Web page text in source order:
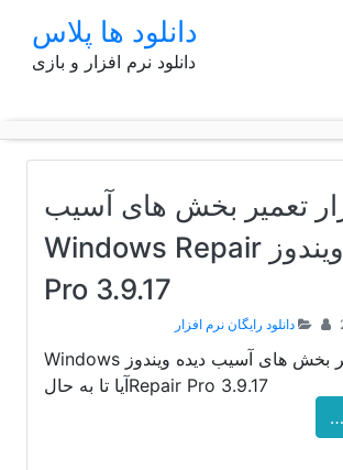
دانلود ها پلاس
دانلود نرم افزار و بازی
تعمیر بخش های آسیب
دیده ویندوز Windows Repair
Pro 3.9.17
دانلود رایگان نرم افزار
نرم افزار تعمیر بخش های آسیب دیده ویندوز Windows
Repair Pro 3.9.17آیا تا به حال